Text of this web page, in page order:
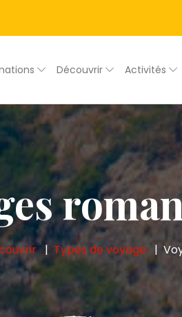
Découvrir Activités
Types de voyage